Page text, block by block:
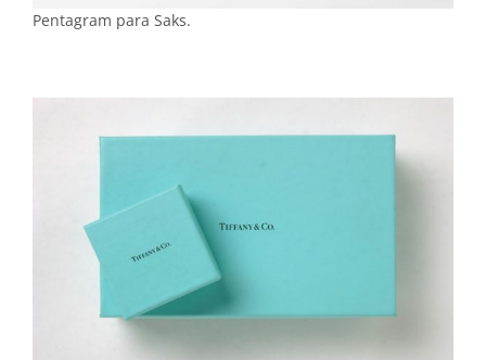
Pentagram para Saks.